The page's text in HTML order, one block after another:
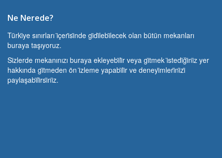
Ne Nerede?
Türki̇ye sınırları i̇çeri̇si̇nde gi̇di̇lebi̇lecek olan bütün mekanları
buraya taşıyoruz.
Si̇zlerde mekanınızı buraya ekleyebi̇li̇r veya gi̇tmek i̇stedi̇ği̇ni̇z yer
hakkında gi̇tmeden ön i̇zleme yapabi̇li̇r ve deneyi̇mleri̇ni̇zi̇
paylaşabi̇li̇rsi̇ni̇z.